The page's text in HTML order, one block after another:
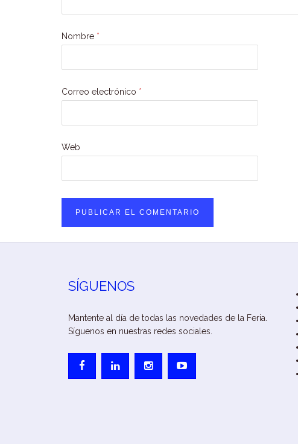
Nombre *
Correo electrónico *
Web
SÍGUENOS
Mantente al día de todas las novedades de la Feria.
Síguenos en nuestras redes sociales.